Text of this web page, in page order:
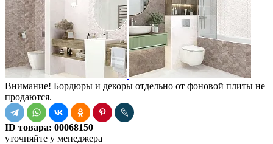
Внимание! Бордюры и декоры отдельно от фоновой плиты не
продаются.
ID товара: 00068150
уточняйте у менеджера